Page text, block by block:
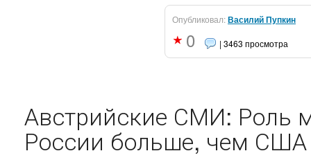
Опубликовал:Василий Пупкин
0 | 3463 просмотра
Австрийские СМИ: Роль
России больше, чем США